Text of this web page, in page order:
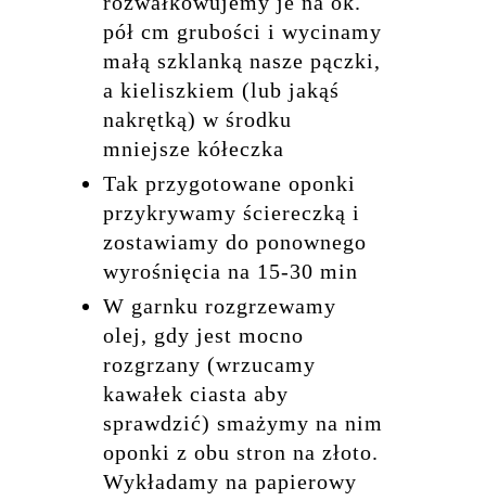
pół cm grubości i wycinamy
małą szklanką nasze pączki,
a kieliszkiem (lub jakąś
nakrętką) w środku
mniejsze kółeczka
Tak przygotowane oponki
przykrywamy ściereczką i
zostawiamy do ponownego
wyrośnięcia na 15-30 min
W garnku rozgrzewamy
olej, gdy jest mocno
rozgrzany (wrzucamy
kawałek ciasta aby
sprawdzić) smażymy na nim
oponki z obu stron na złoto.
Wykładamy na papierowy